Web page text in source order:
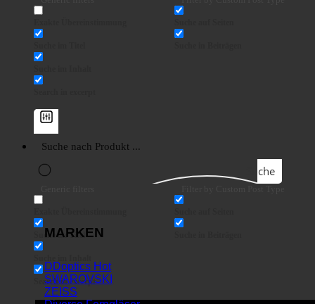
Suche
Suche im Titel
Search in excerpt
MARKEN
DDoptics
SWAROVSKI
ZEISS